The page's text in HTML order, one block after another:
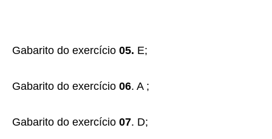
Gabarito do exercício 05. E;
Gabarito do exercício 06. A ;
Gabarito do exercício 07. D;